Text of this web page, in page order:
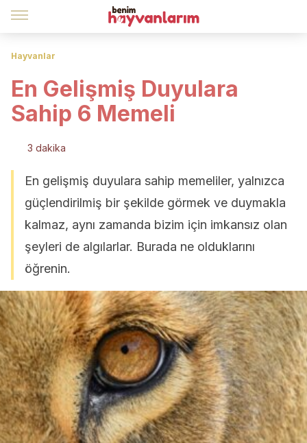
Hayvanlar
En Gelişmiş Duyulara
Sahip 6 Memeli
3 dakika
En gelişmiş duyulara sahip memeliler, yalnızca
güçlendirilmiş bir şekilde görmek ve duymakla
kalmaz, aynı zamanda bizim için imkansız olan
şeyleri de algılarlar. Burada ne olduklarını
öğrenin.